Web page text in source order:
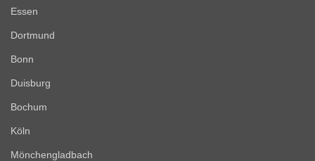
Essen
Dortmund
Bonn
Duisburg
Bochum
Köln
Mönchengladbach